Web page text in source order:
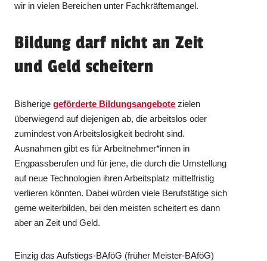
wir in vielen Bereichen unter Fachkräftemangel.
Bildung darf nicht an Zeit
und Geld scheitern
Bisherigegeförderte Bildungsangebote zielen
überwiegend auf diejenigen ab, die arbeitslos oder
zumindest von Arbeitslosigkeit bedroht sind.
Ausnahmen gibt es für Arbeitnehmer*innen in
Engpassberufen und für jene, die durch die Umstellung
auf neue Technologien ihren Arbeitsplatz mittelfristig
verlieren könnten. Dabei würden viele Berufstätige sich
gerne weiterbilden, bei den meisten scheitert es dann
aber an Zeit und Geld.
Einzig das Aufstiegs-BAföG (früher Meister-BAföG)